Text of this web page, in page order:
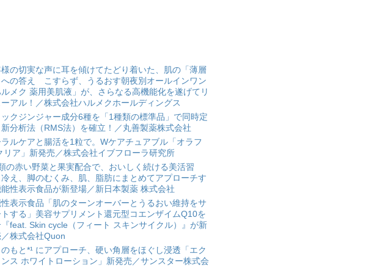
の切実な声に耳を傾けてたどり着いた、肌の「薄層
の答え こすらず、うるおす朝夜別オールインワン
ルメク 薬用美肌液」が、さらなる高機能化を遂げてリ
ーアル！／株式会社ハルメクホールディングス
クジンジャー成分6種を「1種類の標準品」で同時定
分析法（RMS法）を確立！／丸善製薬株式会社
ルケアと腸活を1粒で。Wケアチュアブル「オラフ
リア」新発売／株式会社イブフローラ研究所
の赤い野菜と果実配合で、おいしく続ける美活習
え、脚のむくみ、肌、脂肪にまとめてアプローチす
能性表示食品が新登場／新日本製薬 株式会社
表示食品「肌のターンオーバーとうるおい維持をサ
する」美容サプリメント還元型コエンザイムQ10を
feat. Skin cycle（フィート スキンサイクル）』が新
株式会社Quon
もと*¹ にアプローチ、硬い角層をほぐし浸透「エク
ス ホワイトローション」新発売／サンスター株式会